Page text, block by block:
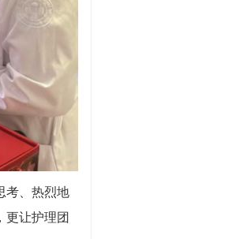
考、热烈地
更让护理团